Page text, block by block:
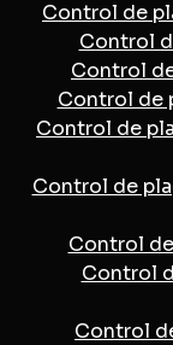
Control de
Control
Control
Control de
Control de
Control de
Control
Control
Control